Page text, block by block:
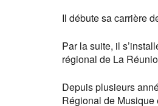
Il débute sa carrière
Par la suite, il
régional de La
Depuis plusieurs
Régional de Musique